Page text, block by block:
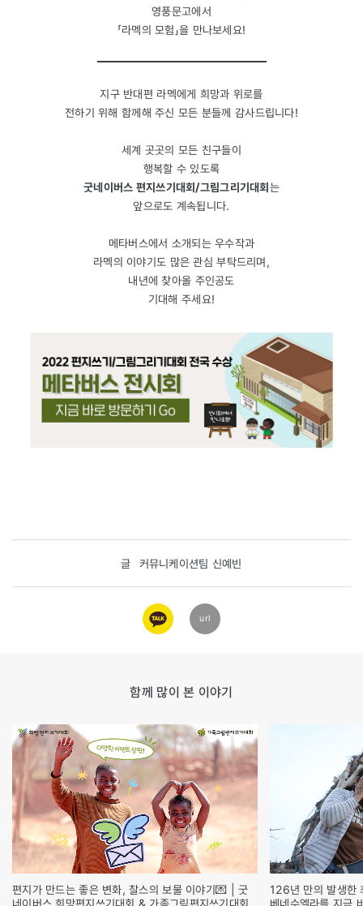
영풍문고에서
「라멕의 모험」을 만나보세요!
지구 반대편 라멕에게 희망과 위로를
전하기 위해 함께해 주신 모든 분들께 감사드립니다!
세계 곳곳의 모든 친구들이
행복할 수 있도록
굿네이버스 편지쓰기대회/그림그리기대회는
앞으로도 계속됩니다.
메타버스에서 소개되는 우수작과
라멕의 이야기도 많은 관심 부탁드리며,
내년에 찾아올 주인공도
기대해 주세요!
글 커뮤니케이션팀 신예빈
카카오
링크
url
함께 많이 본 이야기
편지가 만드는 좋은 변화, 찰스의 보물 이야기💌 | 굿
네이버스 희망편지쓰기대회 & 가족그림편지쓰기대회
126년 만의 발생한
베네수엘라를 지금